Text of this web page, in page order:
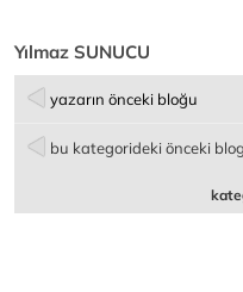
Yılmaz SUNUCU
yazarın önceki bloğu
bu kategorideki önceki blog